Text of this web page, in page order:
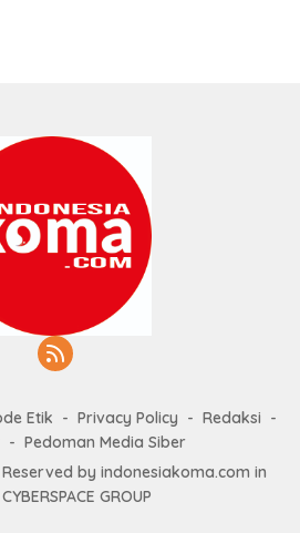
Etik Privacy Policy
Redaksi
Pedoman Media Siber
by indonesiakoma.com in
GROUP